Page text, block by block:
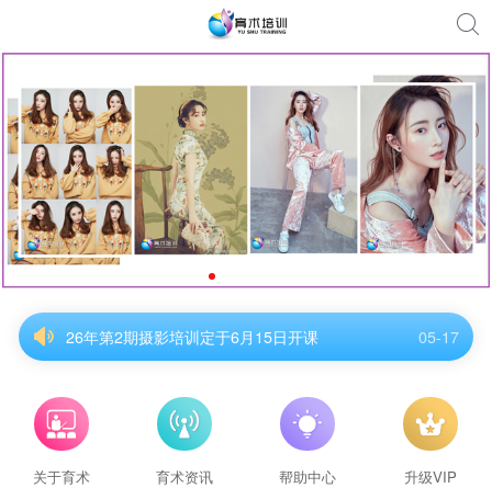
26年第2期摄影培训定于6月15日开课
26年第2期摄影培训定于6月15日开课
05-17
26年第2期摄影培训定于6月15日开课
05-17
26年第2期摄影培训定于6月15日开课
05-17
关于育术 育术资讯 帮助中心 升级VIP